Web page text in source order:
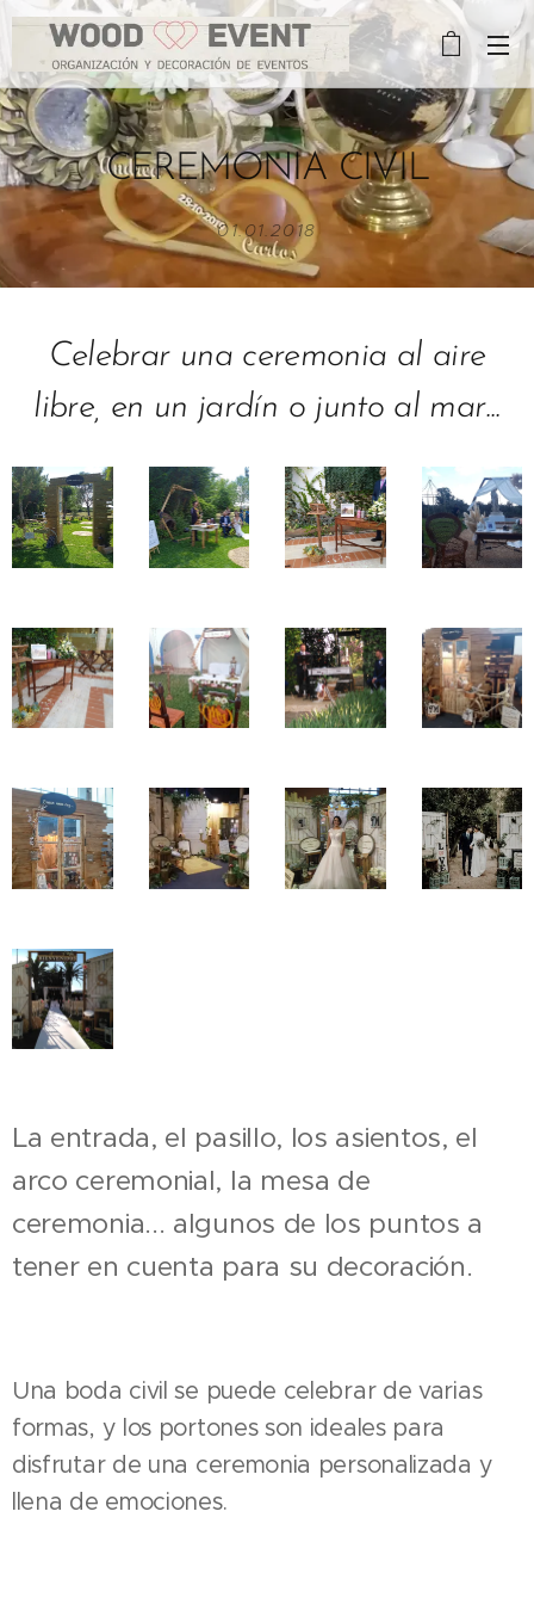
CEREMONIA CIVIL
01.01.2018
Celebrar una ceremonia al aire
libre, en un jardín o junto al mar...
La entrada, el pasillo, los asientos, el
arco ceremonial, la mesa de
ceremonia... algunos de los puntos a
tener en cuenta para su decoración.
Una boda civil se puede celebrar de varias
formas, y los portones son ideales para
disfrutar de una ceremonia personalizada y
llena de emociones.